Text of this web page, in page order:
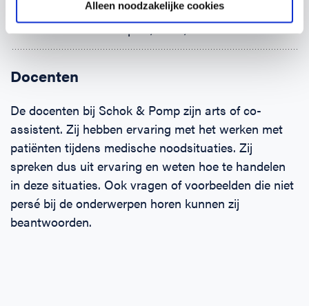
Alleen noodzakelijke cookies
(Brand-)wonden
Klein letsel aan: pols, hand, enkel en voet
Docenten
De docenten bij Schok & Pomp zijn arts of co-
assistent. Zij hebben ervaring met het werken met
patiënten tijdens medische noodsituaties. Zij
spreken dus uit ervaring en weten hoe te handelen
in deze situaties. Ook vragen of voorbeelden die niet
persé bij de onderwerpen horen kunnen zij
beantwoorden.